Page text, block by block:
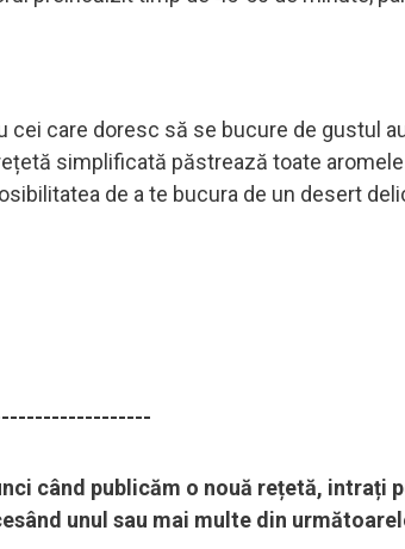
care doresc să se bucure de gustul
simplificată păstrează toate
de a te bucura de un desert
când publicăm o nouă rețetă, intrați
unul sau mai multe din